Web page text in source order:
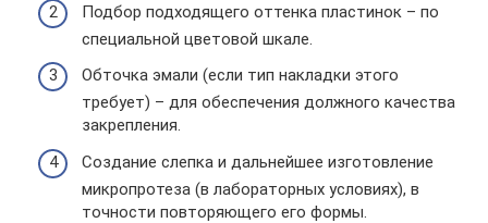
Подбор подходящего оттенка пластинок – по
специальной цветовой шкале.
Обточка эмали (если тип накладки этого
требует) – для обеспечения должного качества
закрепления.
Создание слепка и дальнейшее изготовление
микропротеза (в лабораторных условиях), в
точности повторяющего его формы.